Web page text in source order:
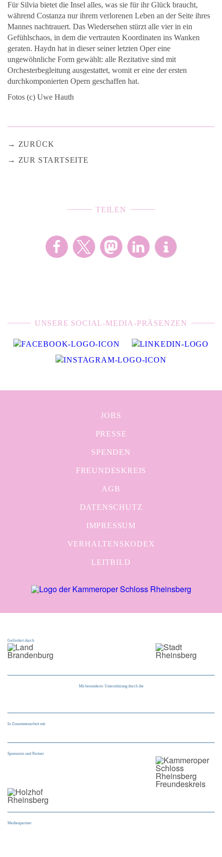
Für Silvia bietet die Insel alles, was sie für ihr Glück braucht,
während Costanza nur ihrem verlorenen Leben an der Seite ihres
Mannes nachtrauert. Das Wiedersehen stürzt alle vier in ein
Gefühlschaos, in dem die vertrauten Koordinaten ins Wanken
geraten. Haydn hat in dieser seiner letzten Oper eine
ungewöhnliche Form gewählt: alle Rezitative sind mit
Orchesterbegleitung ausgestattet, womit er eine der ersten
durchkomponierten Opern geschaffen hat.
Fotos (c) Uwe Hauth
ZURÜCK
ZUR STARTSEITE
TEILEN
UNSERE SOCIAL-MEDIA-PRÄSENZEN
JOBS
PRESSE
SPENDEN
FREUNDESKREIS
AGB
DATENSCHUTZ
IMPRESSUM
VERHALTENSKODEX
LEITBILD
Gefördert durch
Mit besonderer Unterstützung durch die
In Zusammenarbeit mit
Sponsoren und Partner
Medienpartner